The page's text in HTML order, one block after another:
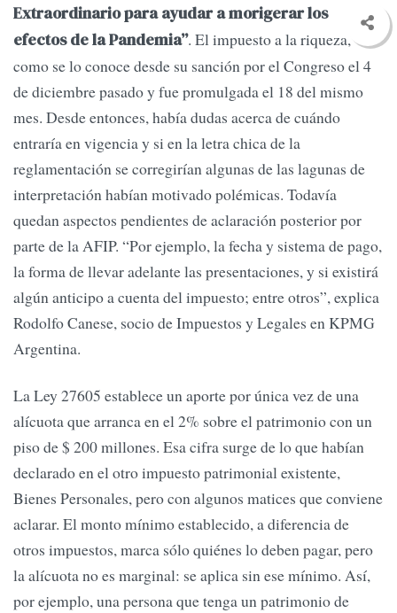
Extraordinario para ayudar a morigerar los
efectos de la Pandemia”. El impuesto a la riqueza,
como se lo conoce desde su sanción por el Congreso el 4
de diciembre pasado y fue promulgada el 18 del mismo
mes. Desde entonces, había dudas acerca de cuándo
entraría en vigencia y si en la letra chica de la
reglamentación se corregirían algunas de las lagunas de
interpretación habían motivado polémicas. Todavía
quedan aspectos pendientes de aclaración posterior por
parte de la AFIP. “Por ejemplo, la fecha y sistema de pago,
la forma de llevar adelante las presentaciones, y si existirá
algún anticipo a cuenta del impuesto; entre otros”, explica
Rodolfo Canese, socio de Impuestos y Legales en KPMG
Argentina.
La Ley 27605 establece un aporte por única vez de una
alícuota que arranca en el 2% sobre el patrimonio con un
piso de $ 200 millones. Esa cifra surge de lo que habían
declarado en el otro impuesto patrimonial existente,
Bienes Personales, pero con algunos matices que conviene
aclarar. El monto mínimo establecido, a diferencia de
otros impuestos, marca sólo quiénes lo deben pagar, pero
la alícuota no es marginal: se aplica sin ese mínimo. Así,
por ejemplo, una persona que tenga un patrimonio de